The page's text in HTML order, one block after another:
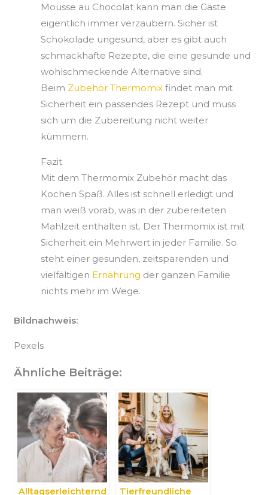
Mousse au Chocolat kann man die Gäste
eigentlich immer verzaubern. Sicher ist
Schokolade ungesund, aber es gibt auch
schmackhafte Rezepte, die eine gesunde und
wohlschmeckende Alternative sind.
Beim Zubehör Thermomix findet man mit
Sicherheit ein passendes Rezept und muss
sich um die Zubereitung nicht weiter
kümmern.
Fazit
Mit dem Thermomix Zubehör macht das
Kochen Spaß. Alles ist schnell erledigt und
man weiß vorab, was in der zubereiteten
Mahlzeit enthalten ist. Der Thermomix ist mit
Sicherheit ein Mehrwert in jeder Familie. So
steht einer gesunden, zeitsparenden und
vielfältigen Ernährung der ganzen Familie
nichts mehr im Wege.
Bildnachweis:
Pexels
Ähnliche Beiträge:
Alltagserleichternd Tierfreundliche